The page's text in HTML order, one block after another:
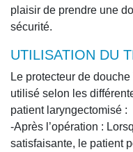
plaisir de prendre une
sécurité.
UTILISATION DU
Le protecteur de
utilisé selon les
patient laryngectomisé :
-Après l’opération :
satisfaisante, le patient